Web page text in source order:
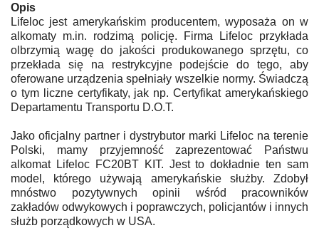
Opis
Lifeloc jest amerykańskim producentem, wyposaża on w
alkomaty m.in. rodzimą policję. Firma Lifeloc przykłada
olbrzymią wagę do jakości produkowanego sprzętu, co
przekłada się na restrykcyjne podejście do tego, aby
oferowane urządzenia spełniały wszelkie normy. Świadczą
o tym liczne certyfikaty, jak np. Certyfikat amerykańskiego
Departamentu Transportu D.O.T.
Jako oficjalny partner i dystrybutor marki Lifeloc na terenie
Polski, mamy przyjemność zaprezentować Państwu
alkomat Lifeloc FC20BT KIT. Jest to dokładnie ten sam
model, którego używają amerykańskie służby. Zdobył
mnóstwo pozytywnych opinii wśród pracowników
zakładów odwykowych i poprawczych, policjantów i innych
służb porządkowych w USA.